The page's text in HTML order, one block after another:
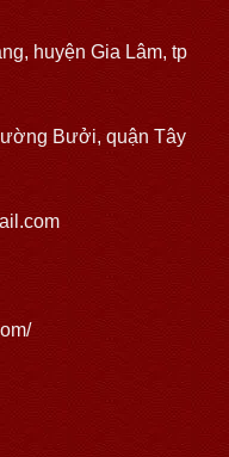
huyện Gia Lâm, tp
Bưởi, quận Tây